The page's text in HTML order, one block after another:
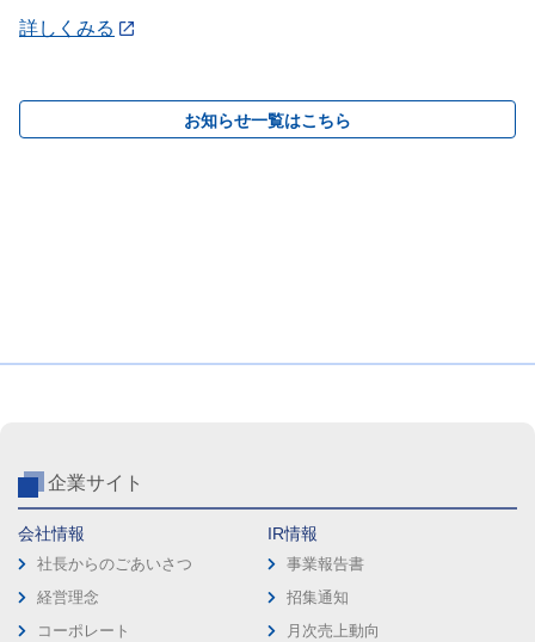
詳しくみる
お知らせ一覧はこちら
企業サイト
会社情報
社長からのごあいさつ
経営理念
コーポレート
IR情報
事業報告書
招集通知
月次売上動向